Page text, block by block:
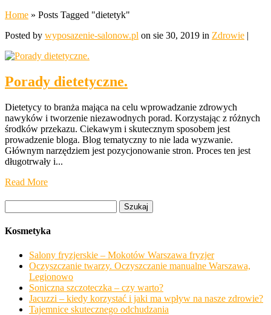
Home » Posts Tagged "dietetyk"
Posted by wyposazenie-salonow.pl on sie 30, 2019 in Zdrowie |
Porady dietetyczne.
Dietetycy to branża mająca na celu wprowadzanie zdrowych
nawyków i tworzenie niezawodnych porad. Korzystając z różnych
środków przekazu. Ciekawym i skutecznym sposobem jest
prowadzenie bloga. Blog tematyczny to nie lada wyzwanie.
Głównym narzędziem jest pozycjonowanie stron. Proces ten jest
długotrwały i...
Read More
Kosmetyka
Salony fryzjerskie – Mokotów Warszawa fryzjer
Oczyszczanie twarzy. Oczyszczanie manualne Warszawa,
Legionowo
Soniczna szczoteczka – czy warto?
Jacuzzi – kiedy korzystać i jaki ma wpływ na nasze zdrowie?
Tajemnice skutecznego odchudzania